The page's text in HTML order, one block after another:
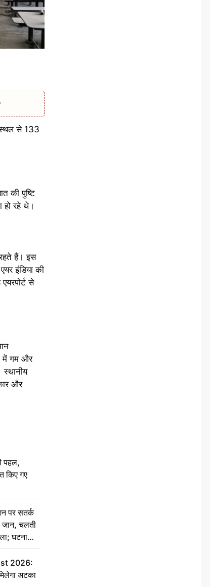
से 133
की पुष्टि
हो रहे थे।
रहते हैं। इस
इंडिया की
से
में गम और
स्थानीय
और
पहल,
किए गए
पर सतर्क
जान, चलती
घटना
2026:
अटका